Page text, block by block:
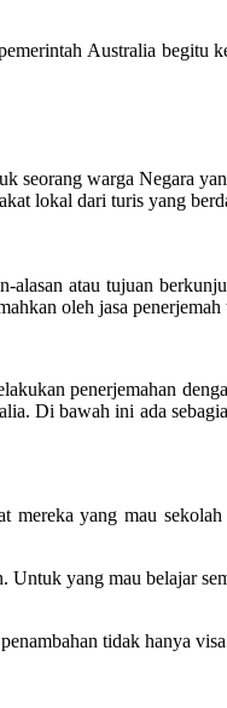
Australia
seorang warga Negara
lokal dari turis yang
atau tujuan
oleh jasa
penerjemahan
Di bawah ini ada
yang mau
yang mau belajar
tidak hanya